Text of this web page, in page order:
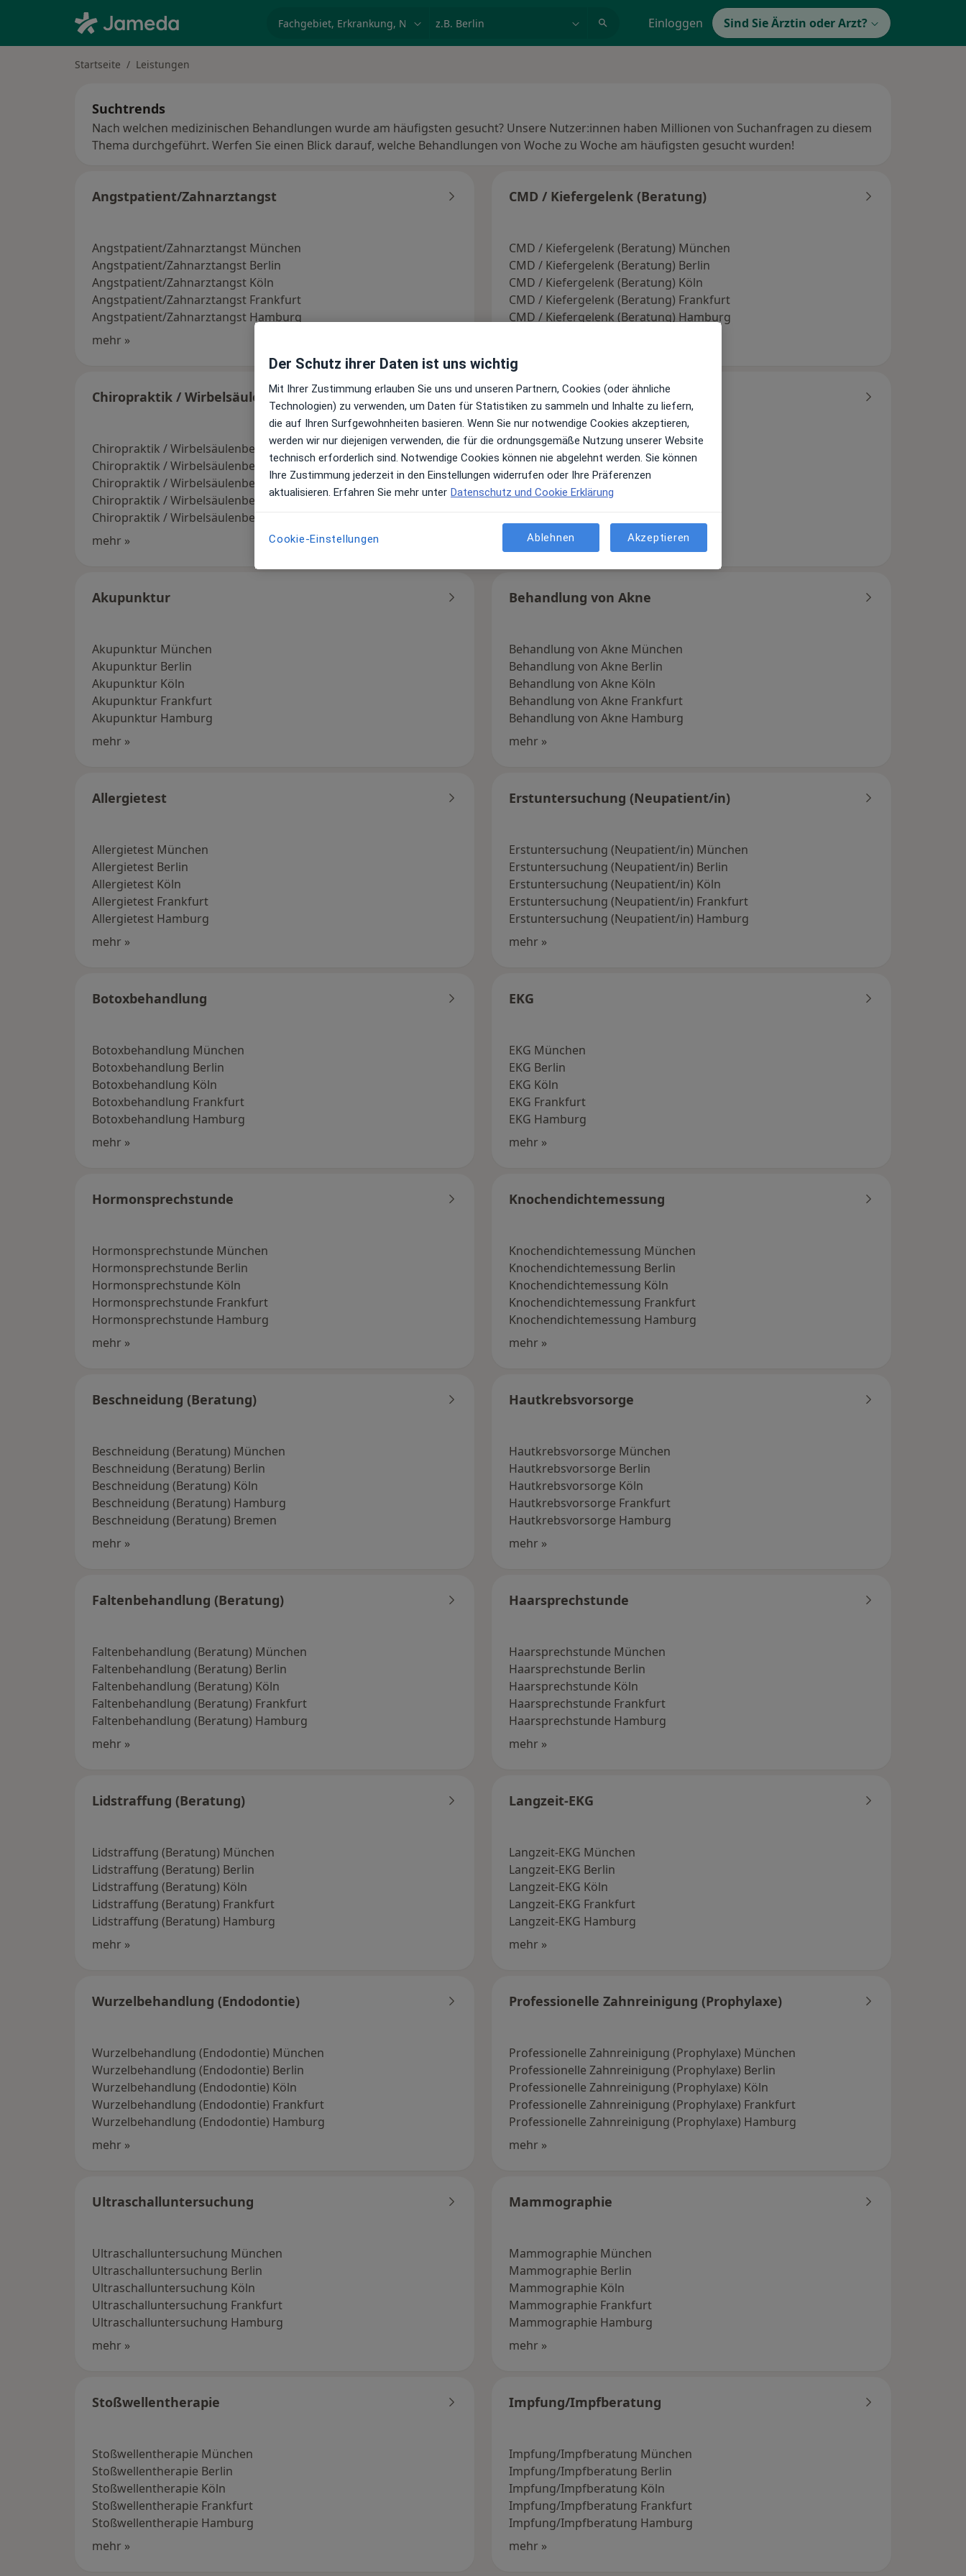
Einloggen Sind Sie Ärztin oder Arzt?
Startseite Leistungen
Suchtrends
Nach welchen medizinischen Behandlungen wurde am häufigsten gesucht? Unsere Nutzer:innen haben Millionen von Suchanfragen zu diesem
Thema durchgeführt. Werfen Sie einen Blick darauf, welche Behandlungen von Woche zu Woche am häufigsten gesucht wurden!
Angstpatient/Zahnarztangst
Angstpatient/Zahnarztangst München
Angstpatient/Zahnarztangst Berlin
Angstpatient/Zahnarztangst Köln
Angstpatient/Zahnarztangst Frankfurt
Angstpatient/Zahnarztangst Hamburg
mehr »
CMD / Kiefergelenk (Beratung)
CMD / Kiefergelenk (Beratung) München
CMD / Kiefergelenk (Beratung) Berlin
CMD / Kiefergelenk (Beratung) Köln
CMD / Kiefergelenk (Beratung) Frankfurt
CMD / Kiefergelenk (Beratung) Hamburg
Chiropraktik / Wirbelsäulenbeschwerden
Chiropraktik / Wirbelsäulenbeschwerden München
Chiropraktik / Wirbelsäulenbeschwerden Berlin
Chiropraktik / Wirbelsäulenbeschwerden Köln
Chiropraktik / Wirbelsäulenbeschwerden Frankfurt
Chiropraktik / Wirbelsäulenbeschwerden Hamburg
mehr »
Arthrosetherapie
Arthrosetherapie München
Arthrosetherapie Berlin
Arthrosetherapie Köln
Arthrosetherapie Frankfurt
mehr »
Akupunktur
Akupunktur München
Akupunktur Berlin
Akupunktur Köln
Akupunktur Frankfurt
Akupunktur Hamburg
mehr »
Behandlung von Akne
Behandlung von Akne München
Behandlung von Akne Berlin
Behandlung von Akne Köln
Behandlung von Akne Frankfurt
Behandlung von Akne Hamburg
mehr »
Allergietest
Allergietest München
Allergietest Berlin
Allergietest Köln
Allergietest Frankfurt
Allergietest Hamburg
mehr »
Erstuntersuchung (Neupatient/in)
Erstuntersuchung (Neupatient/in) München
Erstuntersuchung (Neupatient/in) Berlin
Erstuntersuchung (Neupatient/in) Köln
Erstuntersuchung (Neupatient/in) Frankfurt
Erstuntersuchung (Neupatient/in) Hamburg
mehr »
Botoxbehandlung
Botoxbehandlung München
Botoxbehandlung Berlin
Botoxbehandlung Köln
Botoxbehandlung Frankfurt
Botoxbehandlung Hamburg
mehr »
EKG
EKG München
EKG Berlin
EKG Köln
EKG Frankfurt
EKG Hamburg
mehr »
Hormonsprechstunde
Hormonsprechstunde München
Hormonsprechstunde Berlin
Hormonsprechstunde Köln
Hormonsprechstunde Frankfurt
Hormonsprechstunde Hamburg
mehr »
Knochendichtemessung
Knochendichtemessung München
Knochendichtemessung Berlin
Knochendichtemessung Köln
Knochendichtemessung Frankfurt
Knochendichtemessung Hamburg
mehr »
Beschneidung (Beratung)
Beschneidung (Beratung) München
Beschneidung (Beratung) Berlin
Beschneidung (Beratung) Köln
Beschneidung (Beratung) Hamburg
Beschneidung (Beratung) Bremen
mehr »
Hautkrebsvorsorge
Hautkrebsvorsorge München
Hautkrebsvorsorge Berlin
Hautkrebsvorsorge Köln
Hautkrebsvorsorge Frankfurt
Hautkrebsvorsorge Hamburg
mehr »
Faltenbehandlung (Beratung)
Faltenbehandlung (Beratung) München
Faltenbehandlung (Beratung) Berlin
Faltenbehandlung (Beratung) Köln
Faltenbehandlung (Beratung) Frankfurt
Faltenbehandlung (Beratung) Hamburg
mehr »
Haarsprechstunde
Haarsprechstunde München
Haarsprechstunde Berlin
Haarsprechstunde Köln
Haarsprechstunde Frankfurt
Haarsprechstunde Hamburg
mehr »
Lidstraffung (Beratung)
Lidstraffung (Beratung) München
Lidstraffung (Beratung) Berlin
Lidstraffung (Beratung) Köln
Lidstraffung (Beratung) Frankfurt
Lidstraffung (Beratung) Hamburg
mehr »
Langzeit-EKG
Langzeit-EKG München
Langzeit-EKG Berlin
Langzeit-EKG Köln
Langzeit-EKG Frankfurt
Langzeit-EKG Hamburg
mehr »
Wurzelbehandlung (Endodontie)
Wurzelbehandlung (Endodontie) München
Wurzelbehandlung (Endodontie) Berlin
Wurzelbehandlung (Endodontie) Köln
Wurzelbehandlung (Endodontie) Frankfurt
Wurzelbehandlung (Endodontie) Hamburg
mehr »
Professionelle Zahnreinigung (Prophylaxe)
Professionelle Zahnreinigung (Prophylaxe) München
Professionelle Zahnreinigung (Prophylaxe) Berlin
Professionelle Zahnreinigung (Prophylaxe) Köln
Professionelle Zahnreinigung (Prophylaxe) Frankfurt
Professionelle Zahnreinigung (Prophylaxe) Hamburg
mehr »
Ultraschalluntersuchung
Ultraschalluntersuchung München
Ultraschalluntersuchung Berlin
Ultraschalluntersuchung Köln
Ultraschalluntersuchung Frankfurt
Ultraschalluntersuchung Hamburg
mehr »
Mammographie
Mammographie München
Mammographie Berlin
Mammographie Köln
Mammographie Frankfurt
Mammographie Hamburg
mehr »
Stoßwellentherapie
Stoßwellentherapie München
Stoßwellentherapie Berlin
Stoßwellentherapie Köln
Stoßwellentherapie Frankfurt
Stoßwellentherapie Hamburg
mehr »
Impfung/Impfberatung
Impfung/Impfberatung München
Impfung/Impfberatung Berlin
Impfung/Impfberatung Köln
Impfung/Impfberatung Frankfurt
Impfung/Impfberatung Hamburg
mehr »
Der Schutz ihrer Daten ist uns wichtig
Mit Ihrer Zustimmung erlauben Sie uns und unseren Partnern, Cookies (oder ähnliche
Technologien) zu verwenden, um Daten für Statistiken zu sammeln und Inhalte zu liefern,
die auf Ihren Surfgewohnheiten basieren. Wenn Sie nur notwendige Cookies akzeptieren,
werden wir nur diejenigen verwenden, die für die ordnungsgemäße Nutzung unserer Website
technisch erforderlich sind. Notwendige Cookies können nie abgelehnt werden. Sie können
Ihre Zustimmung jederzeit in den Einstellungen widerrufen oder Ihre Präferenzen
aktualisieren. Erfahren Sie mehr unter Datenschutz und Cookie Erklärung
Cookie-Einstellungen Ablehnen Akzeptieren